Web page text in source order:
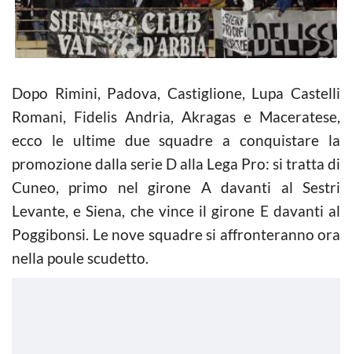
Dopo Rimini, Padova, Castiglione, Lupa Castelli
Romani, Fidelis Andria, Akragas e Maceratese,
ecco le ultime due squadre a conquistare la
promozione dalla serie D alla Lega Pro: si tratta di
Cuneo, primo nel girone A davanti al Sestri
Levante, e Siena, che vince il girone E davanti al
Poggibonsi. Le nove squadre si affronteranno ora
nella poule scudetto.